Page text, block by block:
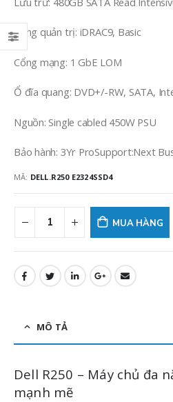
Cổng quản trị: iDRAC9, Basic
Cổng mạng: 1 GbE LOM
Ổ đĩa quang: DVD+/-RW, SATA,
Nguồn: Single cabled 450W PSU
Bảo hành: 3Yr ProSupport:Next
MÃ: DELL.R250 E2324SSD4
MUA HÀNG
MÔ TẢ
Dell R250 – Máy chủ đa
mạnh mẽ